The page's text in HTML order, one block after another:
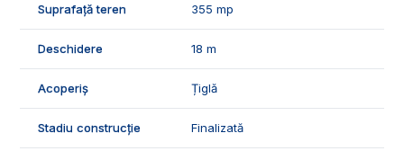
Suprafață teren 355 mp
Deschidere 18 m
Acoperiș Țiglă
Stadiu construcție Finalizată